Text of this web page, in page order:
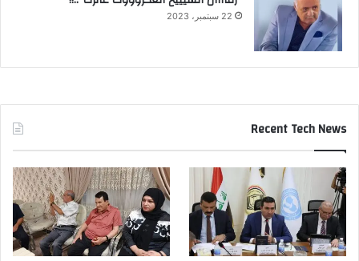
22 سبتمبر، 2023
Recent Tech News